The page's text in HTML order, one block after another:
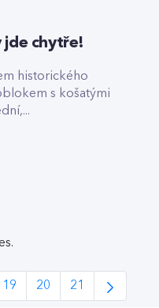
jde chytře!
historického
s košatými
Use TAB to navigate.
Page
19
Page
20
Page
21